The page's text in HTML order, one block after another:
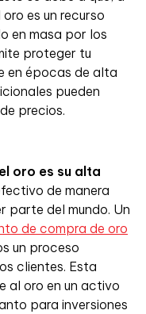
es un recurso
en masa por los
proteger tu
en épocas de alta
pueden
precios.
oro es su alta
de manera
parte del mundo. Un
de compra de oro
un proceso
clientes. Esta
al oro en un activo
para inversiones